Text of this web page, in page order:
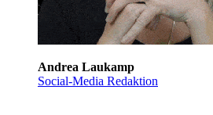
Andrea Laukamp
Social-Media Redaktion